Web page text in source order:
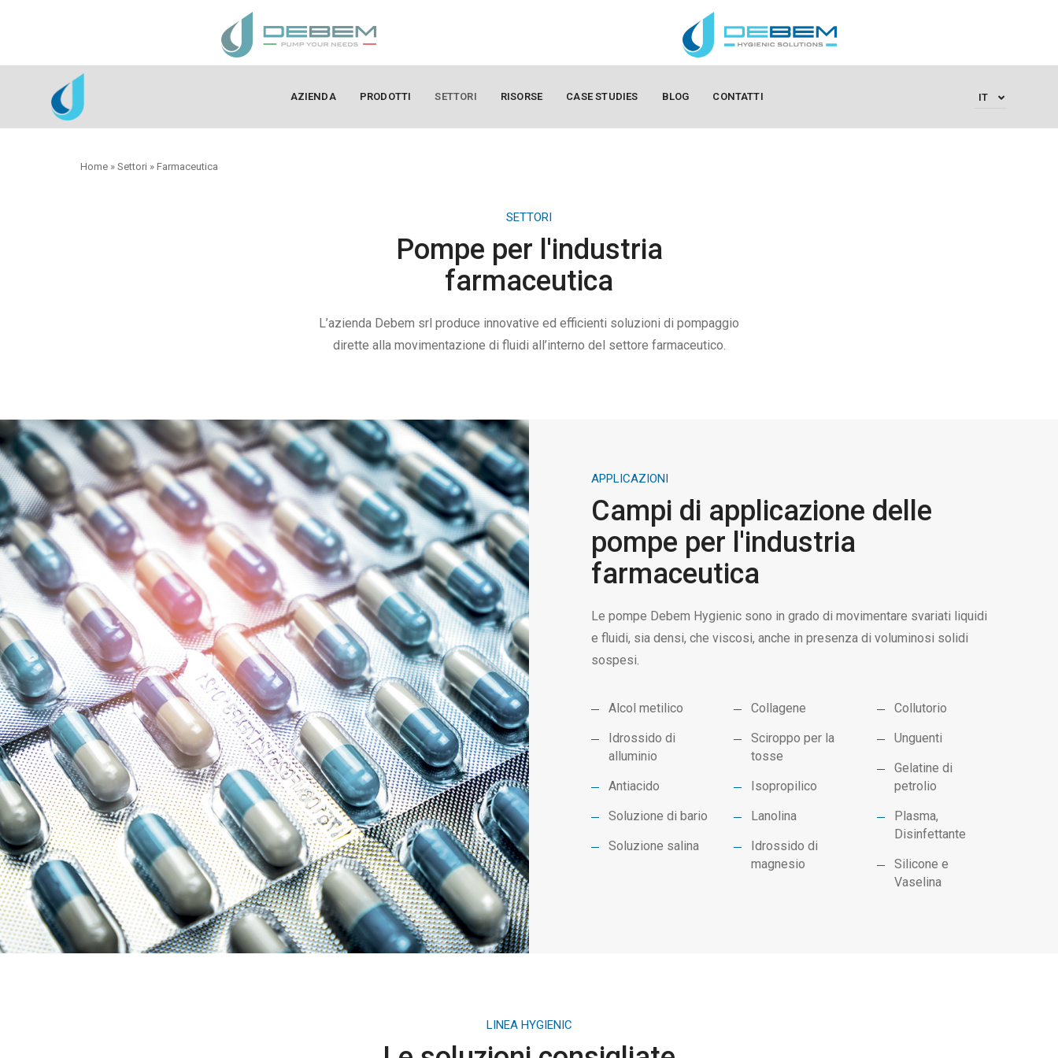
AZIENDA PRODOTTI SETTORI RISORSE CASE STUDIES BLOG CONTATTI IT
Home » Settori » Farmaceutica
SETTORI
Pompe per l'industria
farmaceutica
L’azienda Debem srl produce innovative ed efficienti soluzioni di pompaggio
dirette alla movimentazione di fluidi all’interno del settore farmaceutico.
APPLICAZIONI
Campi di applicazione delle
pompe per l'industria
farmaceutica
Le pompe Debem Hygienic sono in grado di movimentare svariati liquidi
e fluidi, sia densi, che viscosi, anche in presenza di voluminosi solidi
sospesi.
Alcol metilico
Idrossido di
alluminio
Antiacido
Soluzione di bario
Soluzione salina
Collagene
Sciroppo per la
tosse
Isopropilico
Lanolina
Idrossido di
magnesio
Collutorio
Unguenti
Gelatine di
petrolio
Plasma,
Disinfettante
Silicone e
Vaselina
LINEA HYGIENIC